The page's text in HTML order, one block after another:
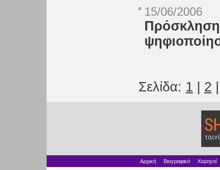
15/06/2006
Πρόσκληση
Σελίδα: 1 2
Αρχική Βιογραφικό
Χορηγοί